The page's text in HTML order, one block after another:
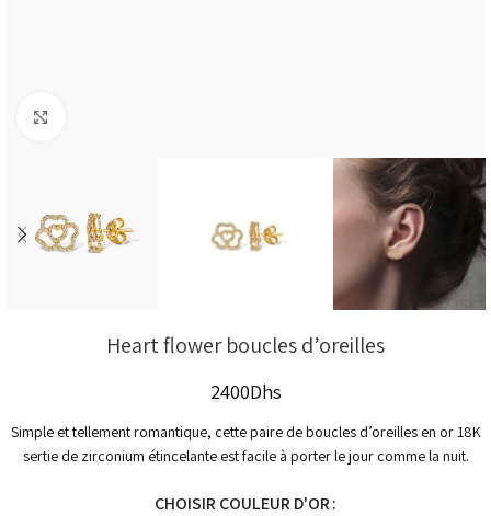
Heart flower boucles d’oreilles
2400Dhs
Simple et tellement romantique, cette paire de boucles d’oreilles en or 18K
sertie de zirconium étincelante est facile à porter le jour comme la nuit.
CHOISIR COULEUR D'OR